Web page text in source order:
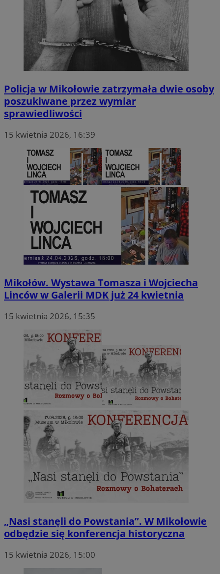
Policja w Mikołowie zatrzymała dwie osoby
poszukiwane przez wymiar
sprawiedliwości
15 kwietnia 2026, 16:39
Mikołów. Wystawa Tomasza i Wojciecha
Linców w Galerii MDK już 24 kwietnia
15 kwietnia 2026, 15:35
„Nasi stanęli do Powstania”. W Mikołowie
odbędzie się konferencja historyczna
15 kwietnia 2026, 15:00